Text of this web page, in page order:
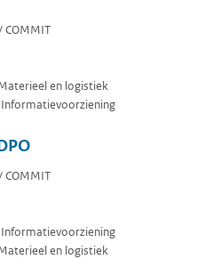
COMMIT
en logistiek
COMMIT
en logistiek